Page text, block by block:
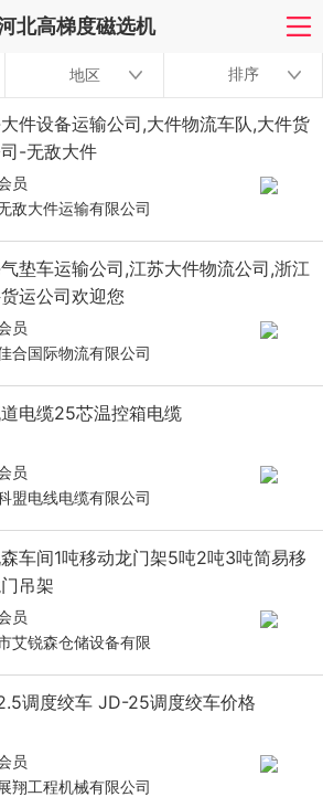
北高梯度磁选机
地区 排序
件设备运输公司,大件物流车队,大件货
-无敌大件
员
敌大件运输有限公司
垫车运输公司,江苏大件物流公司,浙江
运公司欢迎您
员
合国际物流有限公司
电缆25芯温控箱电缆
员
盟电线电缆有限公司
车间1吨移动龙门架5吨2吨3吨简易移
吊架
员
艾锐森仓储设备有限
调度绞车 JD-25调度绞车价格
员
翔工程机械有限公司